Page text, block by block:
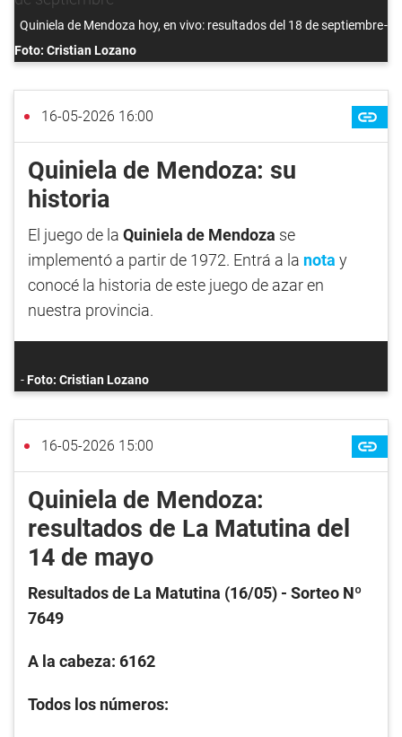
Quiniela de Mendoza hoy, en vivo: resultados del 18 de septiembre
Foto: Cristian Lozano
16-05-2026 16:00
Quiniela de Mendoza: su
historia
El juego de la Quiniela de Mendoza se
implementó a partir de 1972. Entrá a la nota y
conocé la historia de este juego de azar en
nuestra provincia.
Foto: Cristian Lozano
16-05-2026 15:00
Quiniela de Mendoza:
resultados de La Matutina del
14 de mayo
Resultados de La Matutina (16/05) - Sorteo Nº
7649
A la cabeza: 6162
Todos los números: